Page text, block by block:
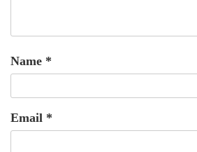
Name *
Email *